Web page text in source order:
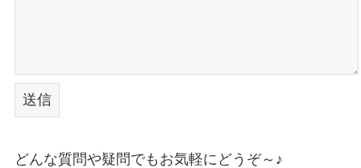
どんな質問や疑問でもお気軽にどうぞ～♪